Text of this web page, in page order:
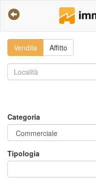
Vendita Affitto
Categoria
Tipologia